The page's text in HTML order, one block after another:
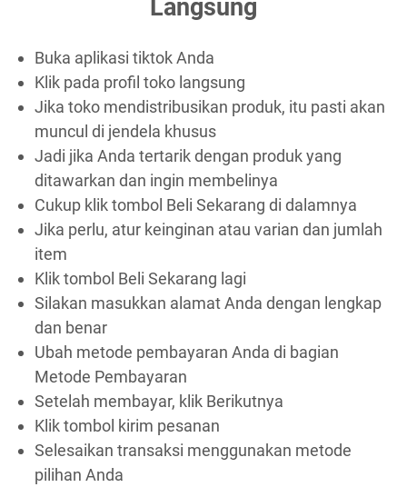
Langsung
Buka aplikasi tiktok Anda
Klik pada profil toko langsung
Jika toko mendistribusikan produk, itu pasti akan
muncul di jendela khusus
Jadi jika Anda tertarik dengan produk yang
ditawarkan dan ingin membelinya
Cukup klik tombol Beli Sekarang di dalamnya
Jika perlu, atur keinginan atau varian dan jumlah
item
Klik tombol Beli Sekarang lagi
Silakan masukkan alamat Anda dengan lengkap
dan benar
Ubah metode pembayaran Anda di bagian
Metode Pembayaran
Setelah membayar, klik Berikutnya
Klik tombol kirim pesanan
Selesaikan transaksi menggunakan metode
pilihan Anda